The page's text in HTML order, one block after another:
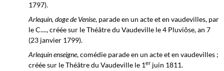
1797).
Arlequin, doge de Venise, parade en un acte et en vaudevilles, par
le C...., créée sur le Théâtre du Vaudeville le 4 Pluviôse, an 7
(23 janvier 1799).
Arlequin enseigne, comédie parade en un acte et en vaudevilles ;
créée sur leThéâtre du Vaudeville le 1er juin 1811.